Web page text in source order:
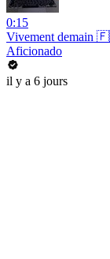
0:15
Vivement demain
Aficionado
il y a 6 jours